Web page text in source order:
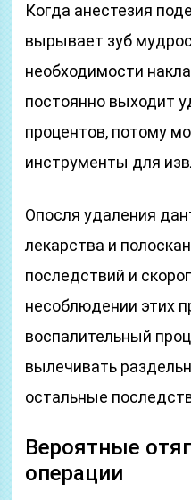
Когда анестезия
вырывает зуб
необходимости
постоянно выходит
процентов, потому
инструменты для
Опосля удаления
лекарства и
последствий и
несоблюдении этих
воспалительный
вылечивать
остальные
Вероятные
операции